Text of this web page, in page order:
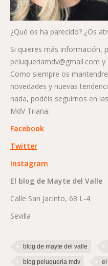
¿Qué os ha parecido? ¿Os
Si quieres más información,
peluqueriamdv@gmail.com
Como siempre os
novedades y nuevas
nada, podéis seguirnos en
MdV Triana:
Facebook
Twitter
Instagram
El blog de Mayte del Valle
Calle San Jacinto, 68 L-4
Sevilla
blog de mayte del valle
blog peluqueria mdv el